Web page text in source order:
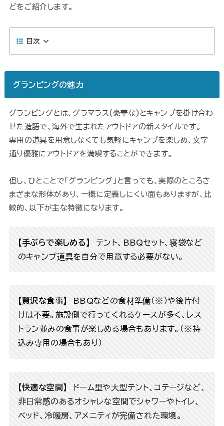
どをご紹介します。
目次
グランピングの魅力
グランピングとは、グラマラス(豪華な)とキャンプを掛け合わ
せた造語で、海外で生まれたアウトドアの新スタイルです。
専用の道具を用意しなくても気軽にキャンプを楽しめ、文字
通り優雅にアウトドアを満喫することができます。
但し、ひとことで「グランピング」と言っても、実際のところさ
まざまな形体があり、一概に定義しにくい面もありますが、比
較的、以下が主な特徴になります。
【手ぶらで楽しめる】
テント、BBQセット、寝袋など
のキャンプ道具を自分で用意する必要がない。
【贅沢な食事】
BBQなどの食材準備（※）や後片付
けは不要。施設側で行ってくれるケースが多く、レス
トラン並みの食事が楽しめる場合もあります。（※持
込み専用の場合もあり）
【快適な空間】
ドーム型や大型テント、コテージなど、
非日常感のあるオシャレな空間でシャワーやトイレ、
ベッド、冷暖房、アメニティが完備された環境。